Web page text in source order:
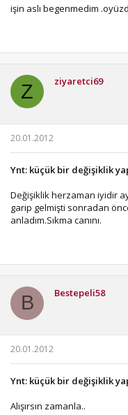
işin aslı begenmedim
Z ziyaretci69
20.01.2012
Ynt: küçük bir değişiklik
Değişiklik herzaman iyidir
garip gelmişti sonradan
anladım.Sıkma canını.
B Bestepeli58
20.01.2012
Ynt: küçük bir değişiklik
Alışırsın zamanla..